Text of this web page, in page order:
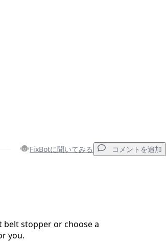
FixBotに聞いてみる コメントを追加
belt stopper or choose a
you.